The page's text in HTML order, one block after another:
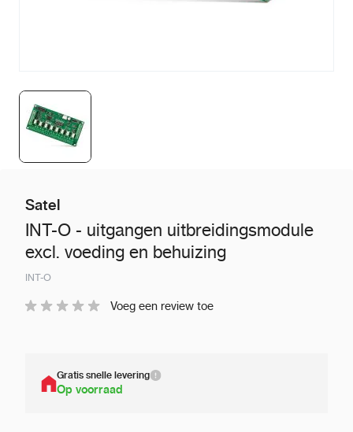
Satel
INT-O - uitgangen uitbreidingsmodule
excl. voeding en behuizing
INT-O
Voeg een review toe
Gratis snelle levering
Op voorraad